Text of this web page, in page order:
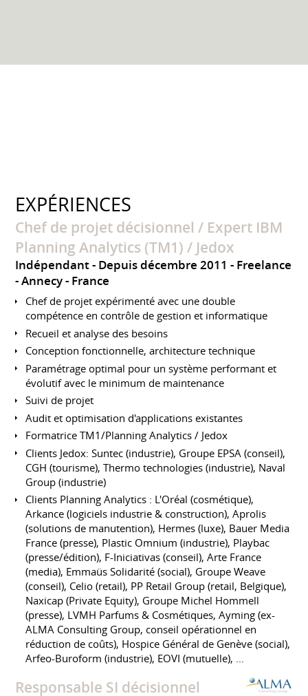
EXPÉRIENCES
Chef de projet décisionnel / Expert IBM
Planning Analytics (TM1) / Jedox
Indépendant Depuis décembre 2011 Freelance
Annecy
France
Chef de projet expérimenté avec une double
compétence en contrôle de gestion et informatique
Recueil et analyse des besoins
Conception fonctionnelle, architecture technique
Paramétrage optimal pour un système performant et
évolutif avec le minimum de maintenance
Suivi de projet
Audit et optimisation d'applications existantes
Formatrice TM1/Planning Analytics / Jedox
Clients Jedox: Suntec (industrie), Groupe EPSA (conseil),
CGH (tourisme), Thermo technologies (industrie), Naval
Group (industrie)
Clients Planning Analytics : L'Oréal (cosmétique),
Arkance (logiciels industrie & construction), Aprolis
(solutions de manutention), Hermes (luxe), Bauer Media
France (presse), Plastic Omnium (industrie), Playbac
(presse/édition), F-Iniciativas (conseil), Arte France
(media), Emmaüs Solidarité (social), Groupe Weave
(conseil), Celio (retail), PP Retail Group (retail, Belgique),
Naxicap (Private Equity), Groupe Michel Hommell
(presse), LVMH Parfums & Cosmétiques, Ayming (ex-
ALMA Consulting Group, conseil opérationnel en
réduction de coûts), Hospice Général de Genève (social),
Arfeo-Buroform (industrie), EOVI (mutuelle), ...
Responsable SI décisionnel